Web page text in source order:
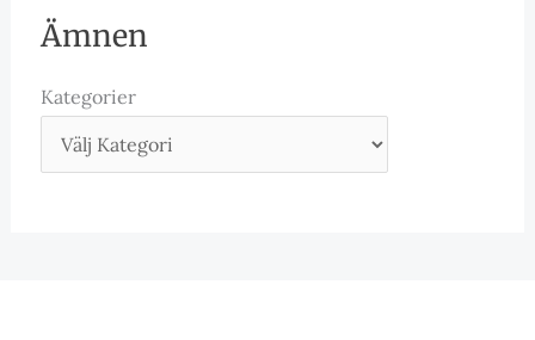
Ämnen
Kategorier